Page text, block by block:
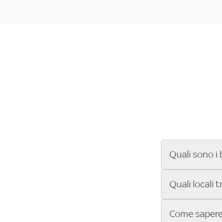
Quali sono i
Se cerchi un
ENILIVE, la
Sky Bar ti
Quali locali
Vuoi sapere
Come